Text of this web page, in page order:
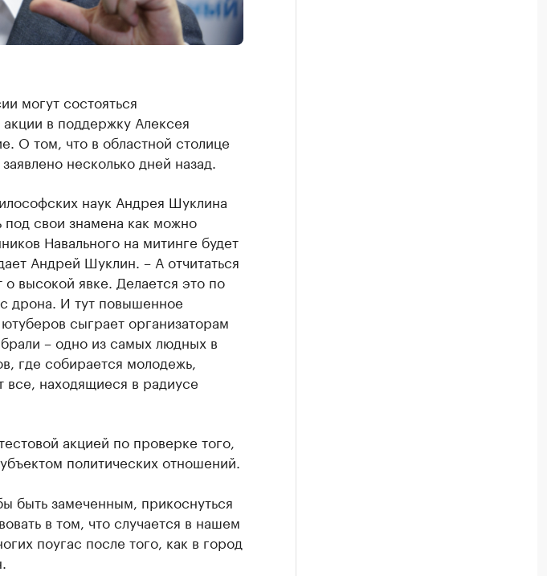
могут состояться
в поддержку Алексея
О том, что в областной столице
несколько дней назад.
наук Андрея Шуклина
под свои знамена как можно
Навального на митинге будет
Андрей Шуклин. – А отчитаться
высокой явке. Делается это по
дрона. И тут повышенное
сыграет организаторам
– одно из самых людных в
где собирается молодежь,
все, находящиеся в радиусе
акцией по проверке того,
политических отношений.
быть замеченным, прикоснуться
в том, что случается в нашем
поугас после того, как в город